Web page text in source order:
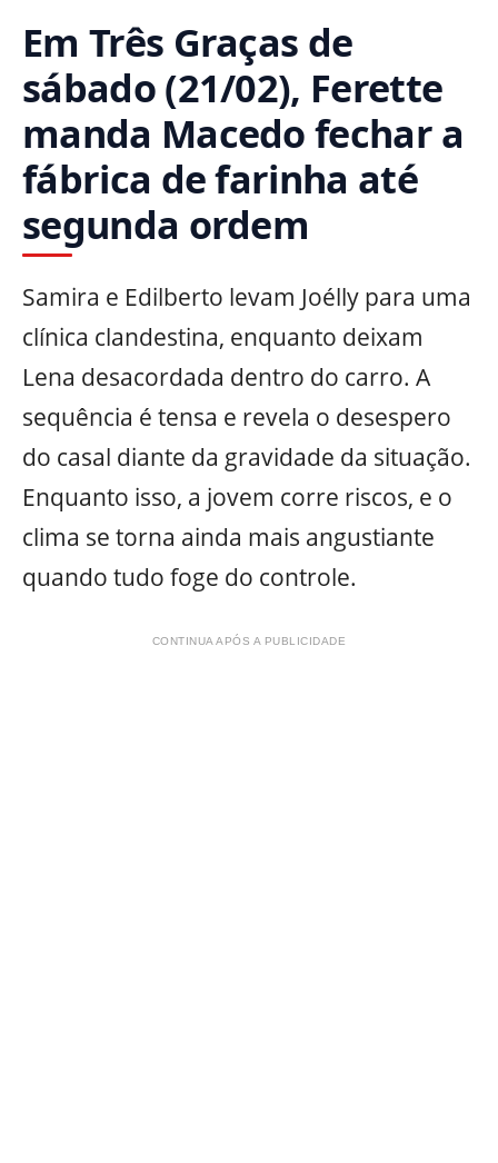
Em Três Graças de
sábado (21/02), Ferette
manda Macedo fechar a
fábrica de farinha até
segunda ordem
Samira e Edilberto levam Joélly para uma
clínica clandestina, enquanto deixam
Lena desacordada dentro do carro. A
sequência é tensa e revela o desespero
do casal diante da gravidade da situação.
Enquanto isso, a jovem corre riscos, e o
clima se torna ainda mais angustiante
quando tudo foge do controle.
CONTINUA APÓS A PUBLICIDADE